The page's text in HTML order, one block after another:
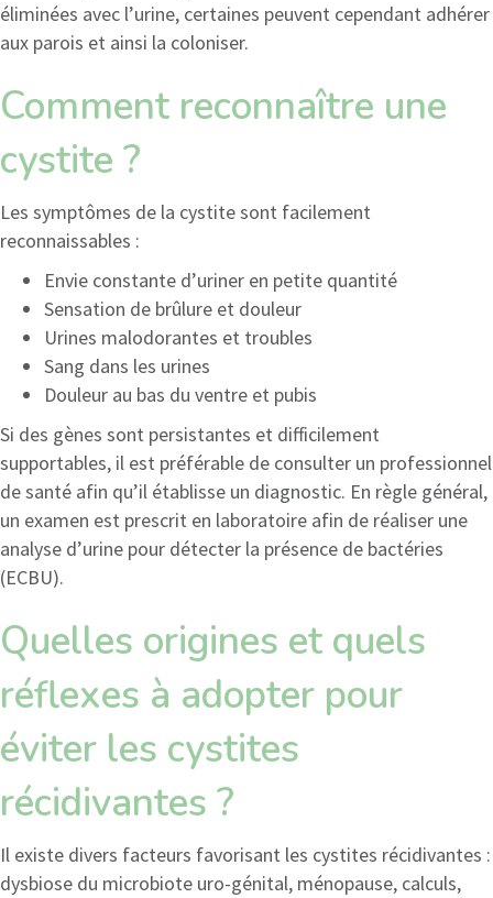
éliminées avec l’urine, certaines peuvent cependant adhérer
aux parois et ainsi la coloniser.
Comment reconnaître une
cystite ?
Les symptômes de la cystite sont facilement
reconnaissables :
Envie constante d’uriner en petite quantité
Sensation de brûlure et douleur
Urines malodorantes et troubles
Sang dans les urines
Douleur au bas du ventre et pubis
Si des gènes sont persistantes et difficilement
supportables, il est préférable de consulter un professionnel
de santé afin qu’il établisse un diagnostic. En règle général,
un examen est prescrit en laboratoire afin de réaliser une
analyse d’urine pour détecter la présence de bactéries
(ECBU).
Quelles origines et quels
réflexes à adopter pour
éviter les cystites
récidivantes ?
Il existe divers facteurs favorisant les cystites récidivantes :
dysbiose du microbiote uro-génital, ménopause, calculs,